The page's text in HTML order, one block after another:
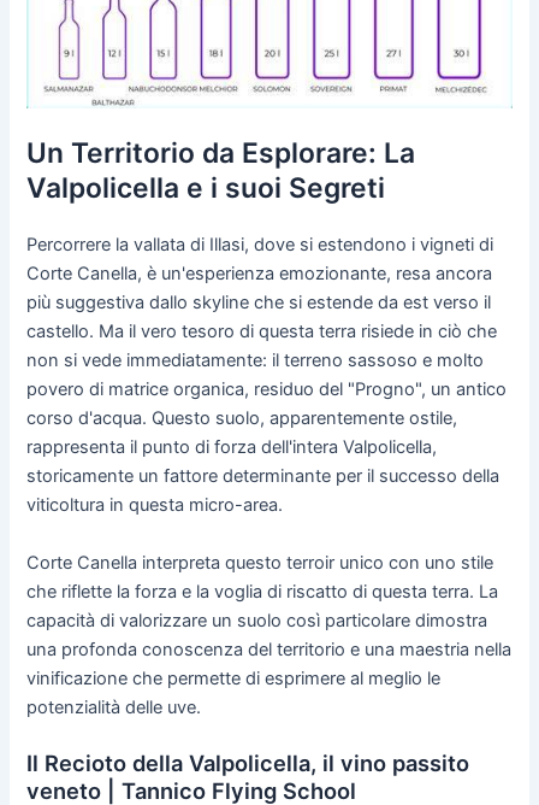
Un Territorio da Esplorare: La
Valpolicella e i suoi Segreti
Percorrere la vallata di Illasi, dove si estendono i vigneti di
Corte Canella, è un'esperienza emozionante, resa ancora
più suggestiva dallo skyline che si estende da est verso il
castello. Ma il vero tesoro di questa terra risiede in ciò che
non si vede immediatamente: il terreno sassoso e molto
povero di matrice organica, residuo del "Progno", un antico
corso d'acqua. Questo suolo, apparentemente ostile,
rappresenta il punto di forza dell'intera Valpolicella,
storicamente un fattore determinante per il successo della
viticoltura in questa micro-area.
Corte Canella interpreta questo terroir unico con uno stile
che riflette la forza e la voglia di riscatto di questa terra. La
capacità di valorizzare un suolo così particolare dimostra
una profonda conoscenza del territorio e una maestria nella
vinificazione che permette di esprimere al meglio le
potenzialità delle uve.
Il Recioto della Valpolicella, il vino passito
veneto | Tannico Flying School